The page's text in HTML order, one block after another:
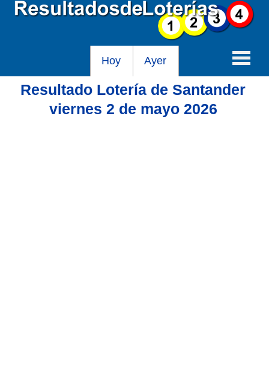
Hoy Ayer
Baloto
Resultado Lotería de Santander
viernes 2 de mayo 2026